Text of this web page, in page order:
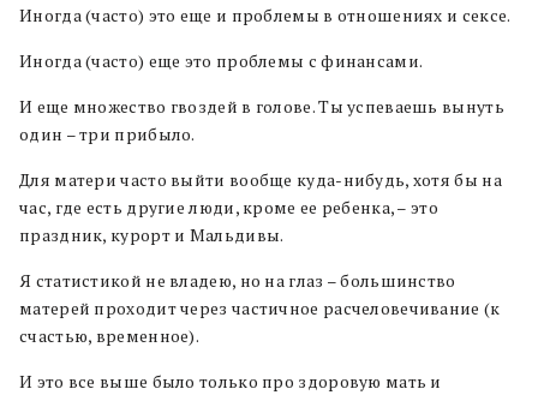
Иногда (часто) это еще и проблемы в отношениях и сексе.
Иногда (часто) еще это проблемы с финансами.
И еще множество гвоздей в голове. Ты успеваешь вынуть
один – три прибыло.
Для матери часто выйти вообще куда-нибудь, хотя бы на
час, где есть другие люди, кроме ее ребенка, – это
праздник, курорт и Мальдивы.
Я статистикой не владею, но на глаз – большинство
матерей проходит через частичное расчеловечивание (к
счастью, временное).
И это все выше было только про здоровую мать и